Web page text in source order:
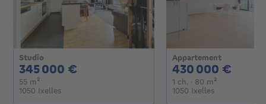
Studio
345 000 €
55 m²
1050 Ixelles
Appartement
430 000 €
1 ch. 1 chambre
· 80 m²
1050 Ixelles